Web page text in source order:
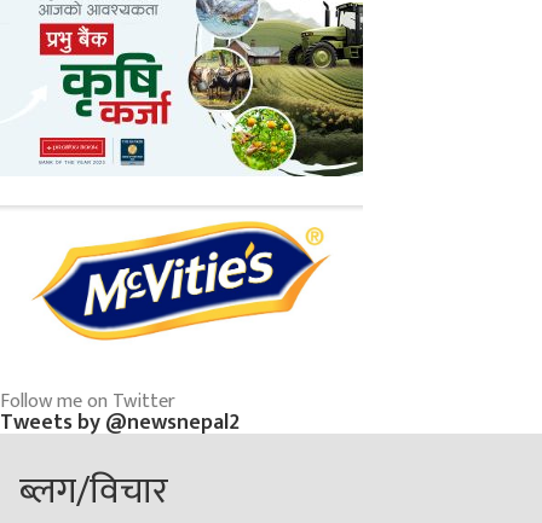
Follow me on Twitter
Tweets by @newsnepal2
ब्लग/विचार